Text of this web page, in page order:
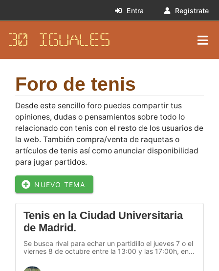
Entra Regístrate
30 IGUALES
Foro de tenis
Desde este sencillo foro puedes compartir tus
opiniones, dudas o pensamientos sobre todo lo
relacionado con tenis con el resto de los usuarios de
la web. También compra/venta de raquetas o
artículos de tenis así como anunciar disponibilidad
para jugar partidos.
NUEVO TEMA
Tenis en la Ciudad Universitaria
de Madrid.
Se busca rival para echar un partidillo el jueves 7 o el
viernes 8 de octubre entre la 13:00 y las 17:00h, en